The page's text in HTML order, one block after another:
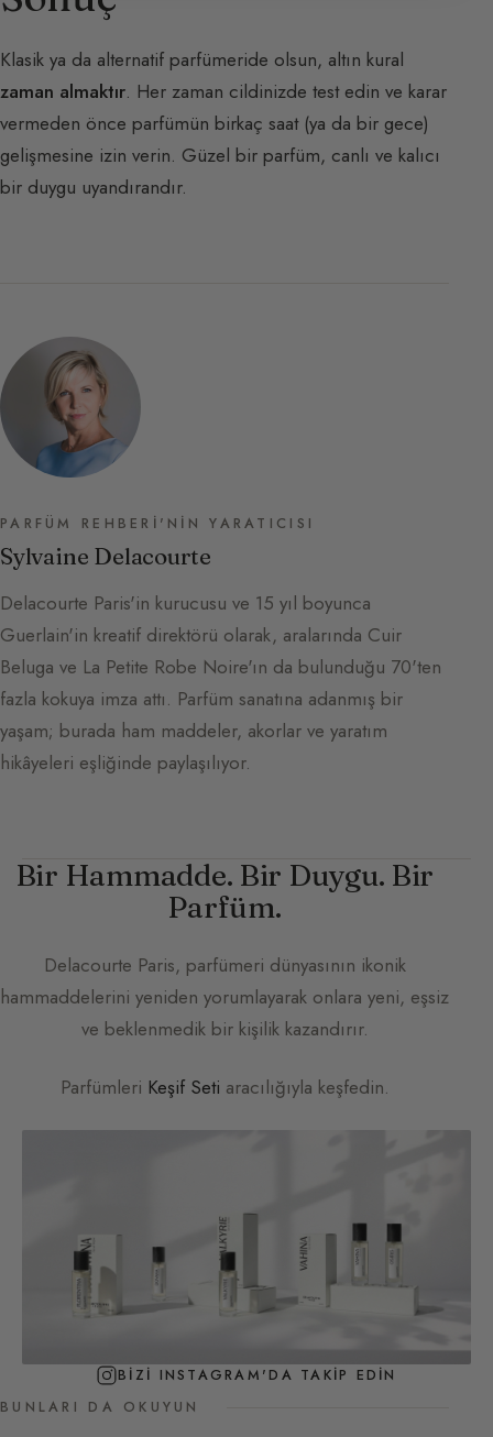
Klasik ya da alternatif parfümeride olsun, altın kural
zaman almaktır. Her zaman cildinizde test edin ve karar
vermeden önce parfümün birkaç saat (ya da bir gece)
gelişmesine izin verin. Güzel bir parfüm, canlı ve kalıcı
bir duygu uyandırandır.
PARFÜM REHBERI'NIN YARATICISI
Sylvaine Delacourte
Delacourte Paris'in kurucusu ve 15 yıl boyunca
Guerlain'in kreatif direktörü olarak, aralarında Cuir
Beluga ve La Petite Robe Noire'ın da bulunduğu 70'ten
fazla kokuya imza attı. Parfüm sanatına adanmış bir
yaşam; burada ham maddeler, akorlar ve yaratım
hikâyeleri eşliğinde paylaşılıyor.
Bir Hammadde. Bir Duygu. Bir
Parfüm.
Delacourte Paris, parfümeri dünyasının ikonik
hammaddelerini yeniden yorumlayarak onlara yeni, eşsiz
ve beklenmedik bir kişilik kazandırır.
Parfümleri Keşif Seti aracılığıyla keşfedin.
BIZI INSTAGRAM'DA TAKIP EDIN
BUNLARI DA OKUYUN